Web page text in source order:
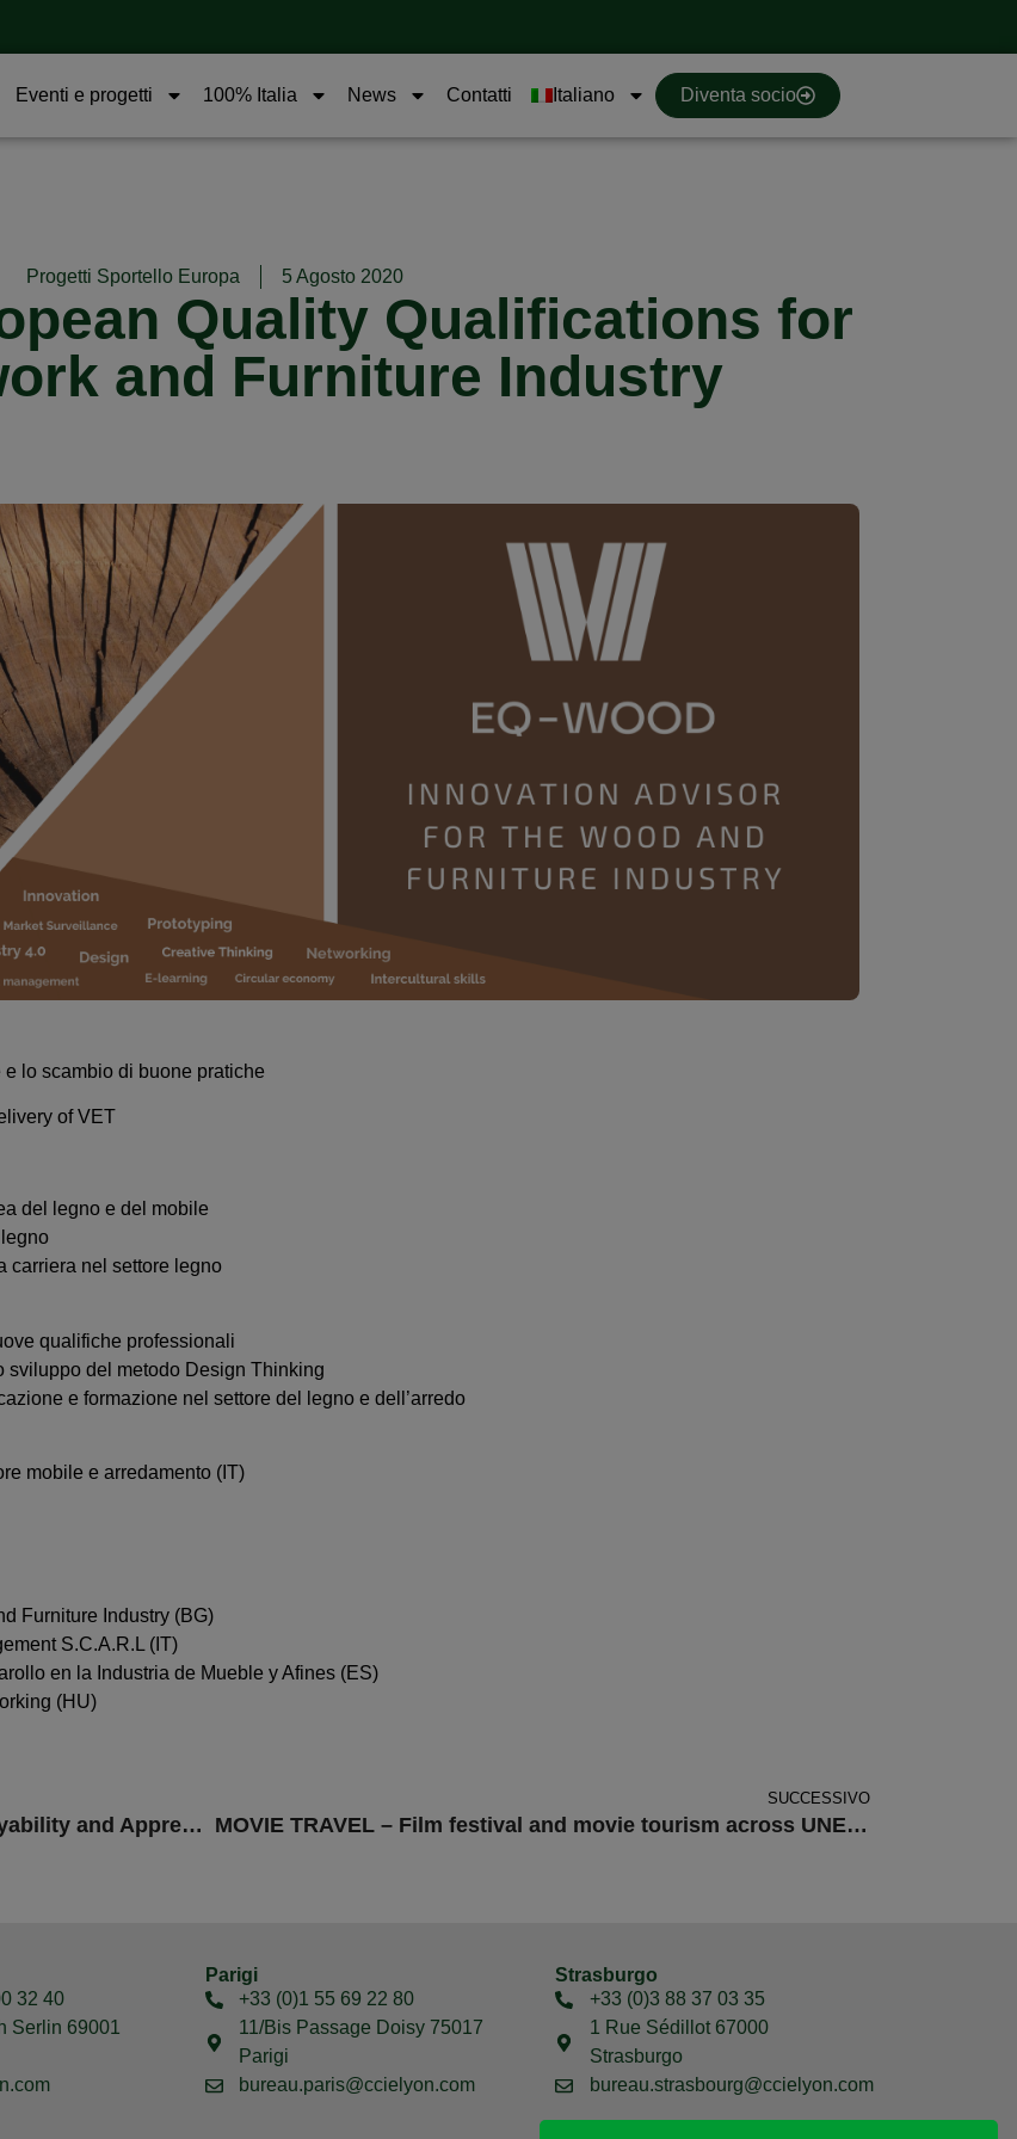
Eventi e progetti 100% Italia News Contatti Italiano Diventa socio
Progetti Sportello Europa
5 Agosto 2020
Quality Qualifications for
and Furniture Industry
lo scambio di buone pratiche
of VET
del legno e del mobile
carriera nel settore legno
qualifiche professionali
sviluppo del metodo Design Thinking
e formazione nel settore del legno e dell’arredo
mobile e arredamento (IT)
Furniture Industry (BG)
S.C.A.R.L (IT)
en la Industria de Mueble y Afines (ES)
(HU)
EU TOURISM CAREERS – Improved Employability and Apprenticeship in the Tourism Sector
SUCCESSIVO
MOVIE TRAVEL – Film festival and movie tourism across UNESCO Sites
32 40
Serlin 69001
Parigi
+33 (0)1 55 69 22 80
11/Bis Passage Doisy 75017
Parigi
bureau.paris@ccielyon.com
Strasburgo
+33 (0)3 88 37 03 35
1 Rue Sédillot 67000
Strasburgo
bureau.strasbourg@ccielyon.com